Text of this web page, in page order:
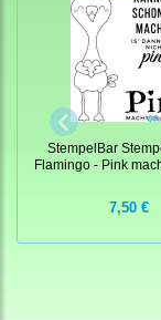
StempelBar
Flamingo - Pink
7,50 €